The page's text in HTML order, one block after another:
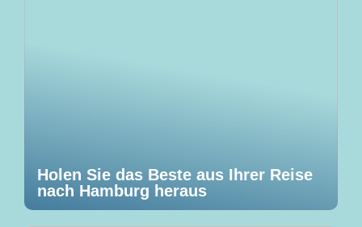
Holen Sie das Beste aus Ihrer Reise
nach Hamburg heraus